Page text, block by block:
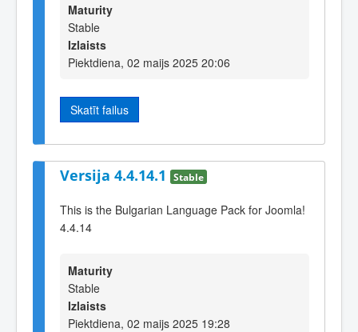
Maturity
Stable
Izlaists
Piektdiena, 02 maijs 2025 20:06
Skatīt failus
Versija 4.4.14.1 Stable
This is the Bulgarian Language Pack for Joomla!
4.4.14
Maturity
Stable
Izlaists
Piektdiena, 02 maijs 2025 19:28